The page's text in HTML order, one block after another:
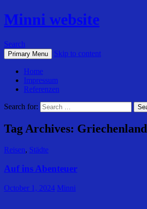
Minni website
Search
Primary Menu Skip to content
Home
Impressum
Referenzen
Search for:
Tag Archives: Griechenland
Reisen, Städte
Auf ins Abenteuer
October 1, 2024 Minni